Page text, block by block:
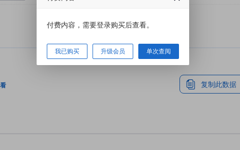
复制此数据
付费内容，需要登录购买后查看。
我已购买 升级会员 单次查阅